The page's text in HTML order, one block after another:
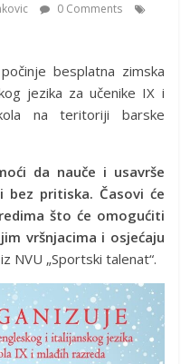
0 Comments
besplatna zimska
jezika za učenike IX i
na teritoriji barske
da nauče i usavrše
pritiska. Časovi će
što će omogućiti
vršnjacima i osjećaju
NVU „Sportski talenat“.